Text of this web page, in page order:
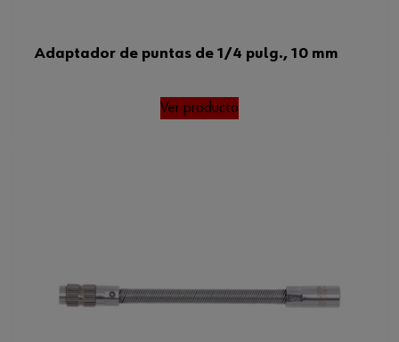
Adaptador de puntas de 1/4 pulg., 10 mm
Ver producto